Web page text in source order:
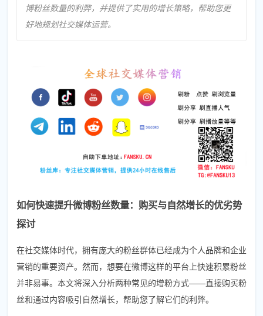
博粉丝数量的利弊，并提供了实用的增长策略，帮助您更
好地规划社交媒体运营。
如何快速提升微博粉丝数量：购买与自然增长的优劣势
探讨
在社交媒体时代，拥有庞大的粉丝群体已经成为个人品牌和企业
营销的重要资产。然而，想要在微博这样的平台上快速积累粉丝
并非易事。本文将深入分析两种常见的增粉方式——直接购买粉
丝和通过内容吸引自然增长，帮助您了解它们的利弊。